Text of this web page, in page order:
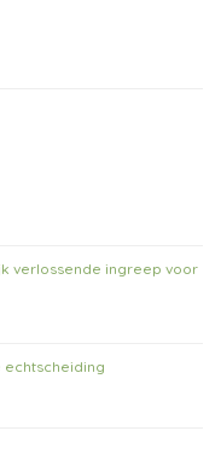
verlossende ingreep voor
echtscheiding